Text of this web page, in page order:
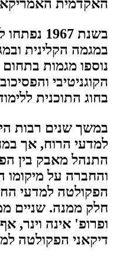
האקדמית
בשנת
במגמה הקלינית
נוספו מגמות
בחוג התוכנית
במשך שנים רבות
למדעי הרוח, אך
התנהל מאבק בין
והחברה על מיקומו
חלק ממנה. שניים
ופרופ' אינה וינר,
דיקאני הפקולטה